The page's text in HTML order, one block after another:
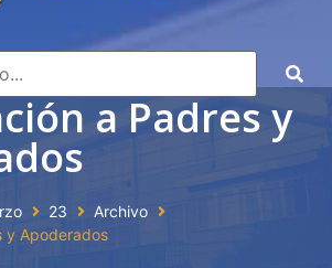
a Padres y
23
Archivo
y Apoderados